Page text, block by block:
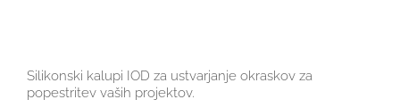
Silikonski kalupi IOD za ustvarjanje okraskov za
popestritev vaših projektov.